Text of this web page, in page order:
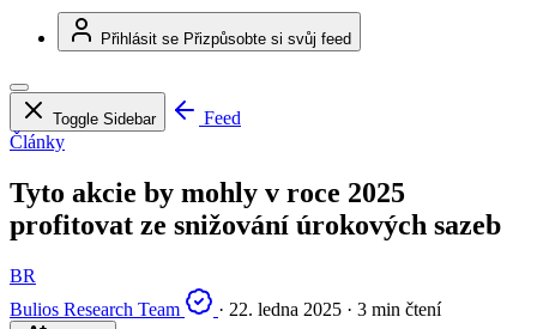
Přihlásit se Přizpůsobte si svůj feed
Toggle Sidebar
Feed
Články
Tyto akcie by mohly v roce 2025
profitovat ze snižování úrokových sazeb
BR
Bulios Research Team
· 22. ledna 2025 · 3 min čtení